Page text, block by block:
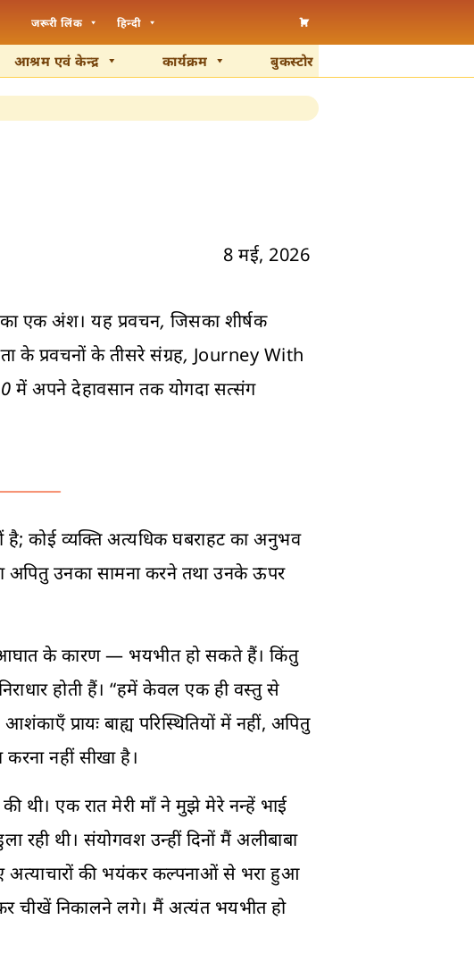
जरूरी लिंक हिन्दी
आश्रम एवं केन्द्र कार्यक्रम बुकस्टोर
8 मई, 2026
एक अंश। यह प्रवचन, जिसका शीर्षक
के प्रवचनों के तीसरे संग्रह, Journey With
में अपने देहावसान तक योगदा सत्संग
कोई व्यक्ति अत्यधिक घबराहट का अनुभव
अपितु उनका सामना करने तथा उनके ऊपर
आघात के कारण — भयभीत हो सकते हैं। किंतु
होती हैं। “हमें केवल एक ही वस्तु से
प्रायः बाह्य परिस्थितियों में नहीं, अपितु
नहीं सीखा है।
एक रात मेरी माँ ने मुझे मेरे नन्हें भाई
थी। संयोगवश उन्हीं दिनों मैं अलीबाबा
अत्याचारों की भयंकर कल्पनाओं से भरा हुआ
चीखें निकालने लगे। मैं अत्यंत भयभीत हो